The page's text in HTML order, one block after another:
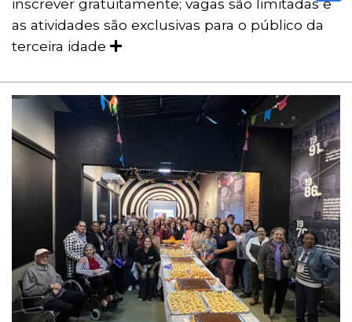
inscrever gratuitamente; vagas são limitadas e
as atividades são exclusivas para o público da
terceira idade